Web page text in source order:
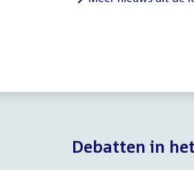
Debatten in